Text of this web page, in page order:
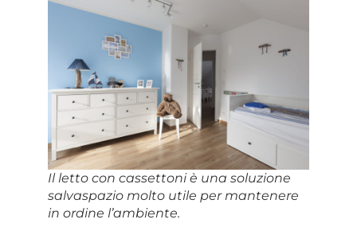
Il letto con cassettoni è una soluzione
salvaspazio molto utile per mantenere
in ordine l’ambiente.